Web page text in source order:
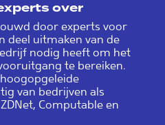
over
door experts voor
deel uitmaken van de
nodig heeft om het
te bereiken.
van bedrijven als
Computable en